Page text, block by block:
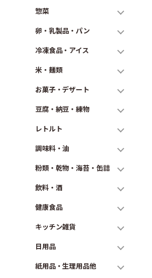
惣菜
卵・乳製品・パン
冷凍食品・アイス
米・麺類
お菓子・デザート
豆腐・納豆・練物
レトルト
調味料・油
粉類・乾物・海苔・缶詰
飲料・酒
健康食品
キッチン雑貨
日用品
紙用品・生理用品他